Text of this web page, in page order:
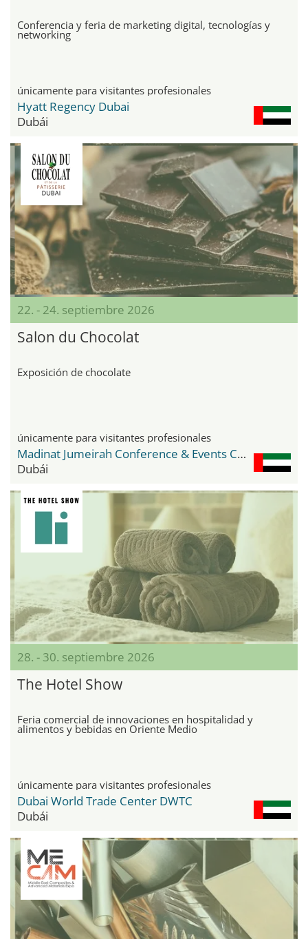
Conferencia y feria de marketing digital, tecnologías y
networking
únicamente para visitantes profesionales
Hyatt Regency Dubai
Dubái
22. - 24. septiembre 2026
Salon du Chocolat
Exposición de chocolate
únicamente para visitantes profesionales
Madinat Jumeirah Conference & Events Centre
Dubái
28. - 30. septiembre 2026
The Hotel Show
Feria comercial de innovaciones en hospitalidad y
alimentos y bebidas en Oriente Medio
únicamente para visitantes profesionales
Dubai World Trade Center DWTC
Dubái